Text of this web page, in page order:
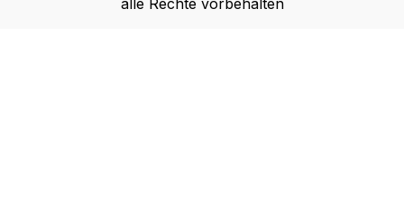
alle Rechte vorbehalten